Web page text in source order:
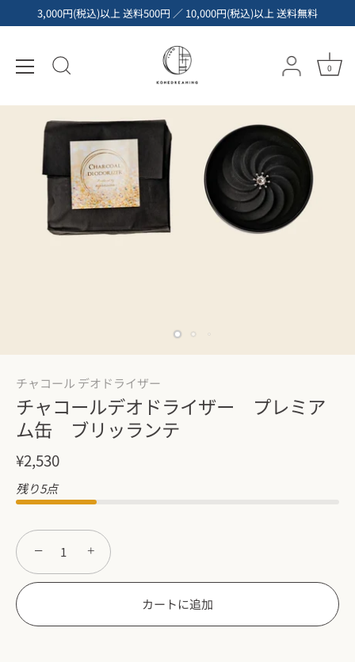
ン
3,000円(税込)以上 送料500円 ／ 10,000円(税込)以上 送料無料
0
チャコール デオドライザー
チャコールデオドライザー プレミア
ム缶 ブリッランテ
¥2,530
残り5点
− +
カートに追加